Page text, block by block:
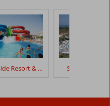
Water Side Resort & Spa Side Mare